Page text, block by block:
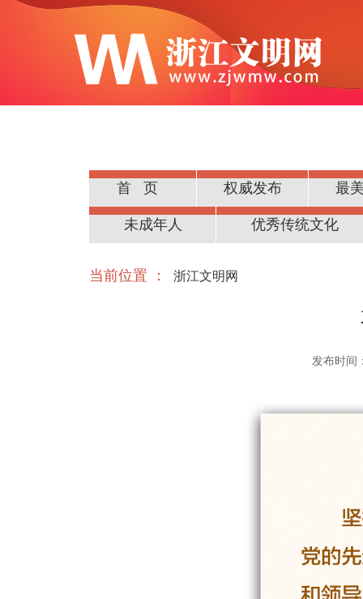
首页 权威发布 最
公民道德
未成年人 优秀传统文化
当前位置 ： 浙江文明网
发布时间